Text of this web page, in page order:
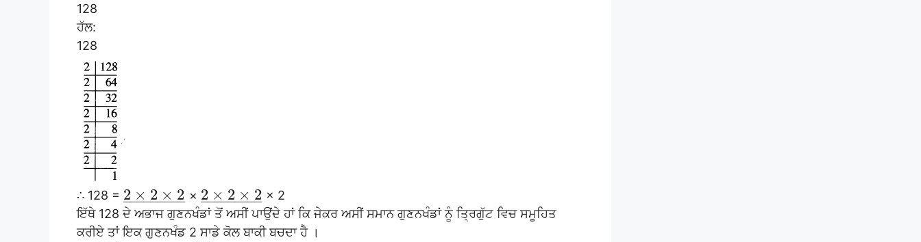
128
ਹੱਲ:
128
∴ 128 = 2 × 2 × 2
– –
––––––– × 2 × 2 × 2
– –
–––––––
× 2
ਇੱਥੇ 128 ਦੇ ਅਭਾਜ ਗੁਣਨਖੰਡਾਂ ਤੋਂ ਅਸੀਂ ਪਾਉਂਦੇ ਹਾਂ ਕਿ ਜੇਕਰ ਅਸੀਂ ਸਮਾਨ ਗੁਣਨਖੰਡਾਂ ਨੂੰ ਤ੍ਰਿਗੁੱਟ ਵਿਚ ਸਮੂਹਿਤ
ਕਰੀਏ ਤਾਂ ਇਕ ਗੁਣਨਖੰਡ 2 ਸਾਡੇ ਕੋਲ ਬਾਕੀ ਬਚਦਾ ਹੈ ।